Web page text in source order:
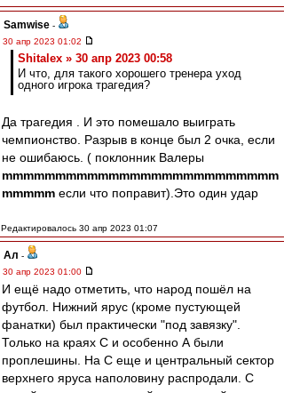
Samwise -
30 апр 2023 01:02
Shitalex » 30 апр 2023 00:58
И что, для такого хорошего тренера уход
одного игрока трагедия?
Да трагедия . И это помешало выиграть
чемпионство. Разрыв в конце был 2 очка, если
не ошибаюсь. ( поклонник Валеры
mmmmmmmmmmmmmmmmmmmmmmmmmm
mmmmm если что поправит).Это один удар
Редактировалось 30 апр 2023 01:07
Ал -
30 апр 2023 01:00
И ещё надо отметить, что народ пошёл на
футбол. Нижний ярус (кроме пустующей
фанатки) был практически "под завязку".
Только на краях С и особенно А были
проплешины. На С еще и центральный сектор
верхнего яруса наполовину распродали. С